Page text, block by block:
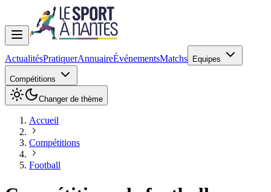
ActualitésPratiquerAnnuaireÉvénementsMatchs Equipes
Compétitions
Changer de thème
Accueil
Compétitions
Football